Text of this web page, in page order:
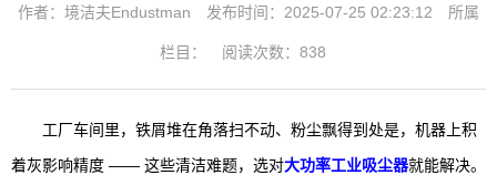
作者：境洁夫Endustman 发布时间：2025-07-25 02:23:12 所属
栏目： 阅读次数：838
工厂车间里，铁屑堆在角落扫不动、粉尘飘得到处是，机器上积
着灰影响精度 —— 这些清洁难题，选对大功率工业吸尘器就能解决。